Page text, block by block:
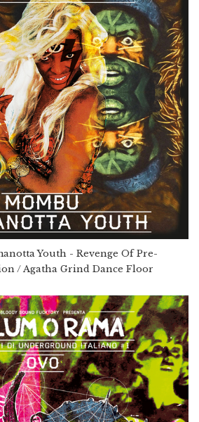
Youth - Revenge Of Pre-
/ Agatha Grind Dance Floor